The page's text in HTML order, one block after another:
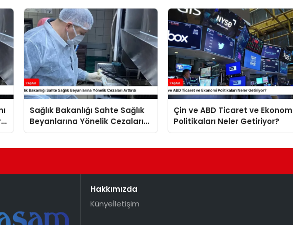
Sağlık Bakanlığı Sahte Sağlık
Beyanlarına Yönelik Cezaları
Arttırdı
Çin ve ABD Ticaret ve
Politikaları Neler Getiriyor?
Hakkımızda
Künyeİletişim